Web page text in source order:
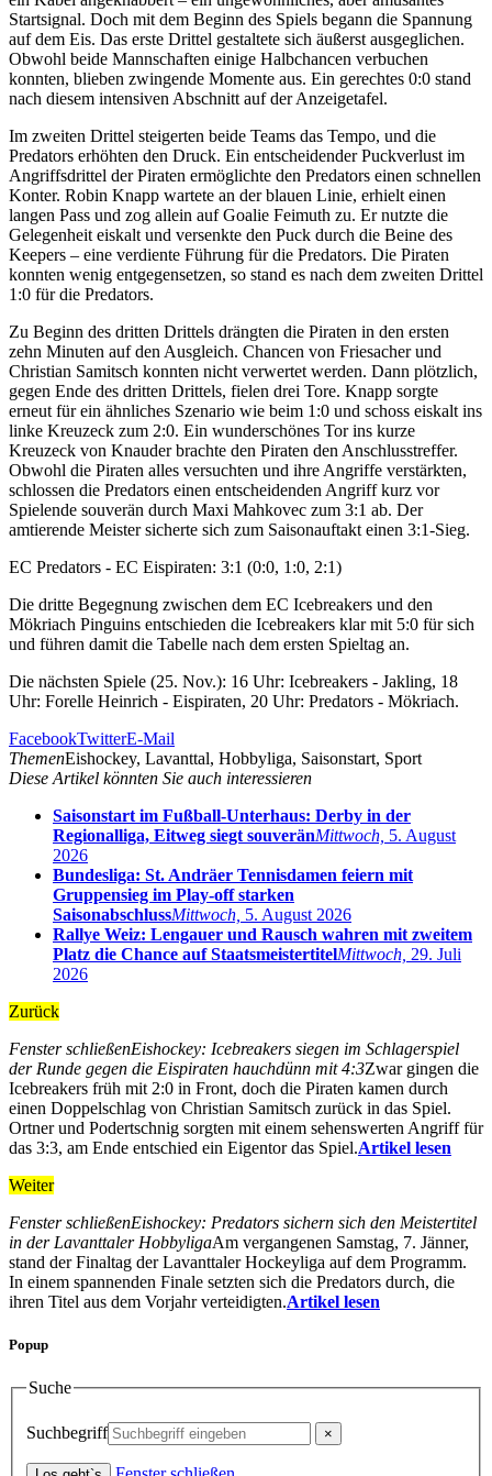
Startsignal. Doch mit dem Beginn des Spiels begann die Spannung
auf dem Eis. Das erste Drittel gestaltete sich äußerst ausgeglichen.
Obwohl beide Mannschaften einige Halbchancen verbuchen
konnten, blieben zwingende Momente aus. Ein gerechtes 0:0 stand
nach diesem intensiven Abschnitt auf der Anzeigetafel.
Im zweiten Drittel steigerten beide Teams das Tempo, und die
Predators erhöhten den Druck. Ein entscheidender Puckverlust im
Angriffsdrittel der Piraten ermöglichte den Predators einen schnellen
Konter. Robin Knapp wartete an der blauen Linie, erhielt einen
langen Pass und zog allein auf Goalie Feimuth zu. Er nutzte die
Gelegenheit eiskalt und versenkte den Puck durch die Beine des
Keepers – eine verdiente Führung für die Predators. Die Piraten
konnten wenig entgegensetzen, so stand es nach dem zweiten Drittel
1:0 für die Predators.
Zu Beginn des dritten Drittels drängten die Piraten in den ersten
zehn Minuten auf den Ausgleich. Chancen von Friesacher und
Christian Samitsch konnten nicht verwertet werden. Dann plötzlich,
gegen Ende des dritten Drittels, fielen drei Tore. Knapp sorgte
erneut für ein ähnliches Szenario wie beim 1:0 und schoss eiskalt ins
linke Kreuzeck zum 2:0. Ein wunderschönes Tor ins kurze
Kreuzeck von Knauder brachte den Piraten den Anschlusstreffer.
Obwohl die Piraten alles versuchten und ihre Angriffe verstärkten,
schlossen die Predators einen entscheidenden Angriff kurz vor
Spielende souverän durch Maxi Mahkovec zum 3:1 ab. Der
amtierende Meister sicherte sich zum Saisonauftakt einen 3:1-Sieg.
EC Predators - EC Eispiraten: 3:1 (0:0, 1:0, 2:1)
Die dritte Begegnung zwischen dem EC Icebreakers und den
Mökriach Pinguins entschieden die Icebreakers klar mit 5:0 für sich
und führen damit die Tabelle nach dem ersten Spieltag an.
Die nächsten Spiele (25. Nov.): 16 Uhr: Icebreakers - Jakling, 18
Uhr: Forelle Heinrich - Eispiraten, 20 Uhr: Predators - Mökriach.
FacebookTwitterE-Mail
ThemenEishockey, Lavanttal, Hobbyliga, Saisonstart, Sport
Diese Artikel könnten Sie auch interessieren
Saisonstart im Fußball-Unterhaus: Derby in der
Regionalliga, Eitweg siegt souveränMittwoch, 5. August
2026
Bundesliga: St. Andräer Tennisdamen feiern mit
Gruppensieg im Play-off starken
SaisonabschlussMittwoch, 5. August 2026
Rallye Weiz: Lengauer und Rausch wahren mit zweitem
Platz die Chance auf StaatsmeistertitelMittwoch, 29. Juli
2026
Zurück
Fenster schließenEishockey: Icebreakers siegen im Schlagerspiel
der Runde gegen die Eispiraten hauchdünn mit 4:3Zwar gingen die
Icebreakers früh mit 2:0 in Front, doch die Piraten kamen durch
einen Doppelschlag von Christian Samitsch zurück in das Spiel.
Ortner und Podertschnig sorgten mit einem sehenswerten Angriff für
das 3:3, am Ende entschied ein Eigentor das Spiel.Artikel lesen
Weiter
Fenster schließenEishockey: Predators sichern sich den Meistertitel
in der Lavanttaler HobbyligaAm vergangenen Samstag, 7. Jänner,
stand der Finaltag der Lavanttaler Hockeyliga auf dem Programm.
In einem spannenden Finale setzten sich die Predators durch, die
ihren Titel aus dem Vorjahr verteidigten.Artikel lesen
Popup
Suche
Suchbegriff